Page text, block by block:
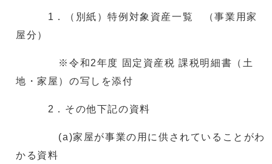
1．（別紙）特例対象資産一覧 （事業用家
屋分）
※令和2年度 固定資産税 課税明細書（土
地・家屋）の写しを添付
2．その他下記の資料
(a)家屋が事業の用に供されていることがわ
かる資料